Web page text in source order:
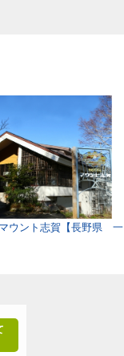
ウント志賀【長野県 一